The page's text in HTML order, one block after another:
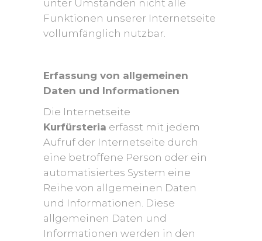
unter Umständen nicht alle
Funktionen unserer Internetseite
vollumfänglich nutzbar.
Erfassung von allgemeinen
Daten und Informationen
Die Internetseite
Kurfürsteria erfasst mit jedem
Aufruf der Internetseite durch
eine betroffene Person oder ein
automatisiertes System eine
Reihe von allgemeinen Daten
und Informationen. Diese
allgemeinen Daten und
Informationen werden in den